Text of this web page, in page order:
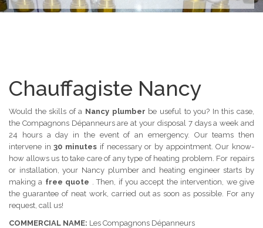
Chauffagiste Nancy
Would the skills of a Nancy plumber be useful to you? In this case,
the Compagnons Dépanneurs are at your disposal 7 days a week and
24 hours a day in the event of an emergency. Our teams then
intervene in30 minutes if necessary or by appointment.Our know-
how allows us to take care of any type of heating problem. For repairs
or installation, your Nancy plumber and heating engineer starts by
making a free quote .Then, if you accept the intervention, we give
the guarantee of neat work, carried out as soon as possible. For any
request, call us!
COMMERCIAL NAME: Les Compagnons Dépanneurs